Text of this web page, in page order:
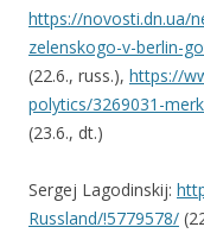
https://novosti.dn.ua/
zelenskogo-v-berlin-
(22.6., russ.), https://
polytics/3269031-
(23.6., dt.)
Sergej Lagodinskij:
Russland/!5779578/